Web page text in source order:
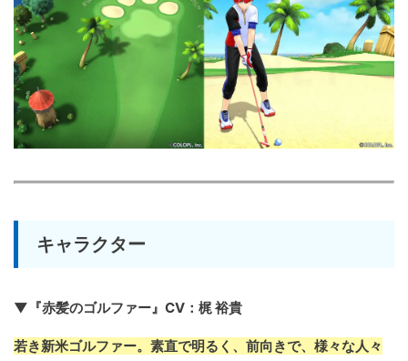
キャラクター
▼『赤髪のゴルファー』CV：梶 裕貴
若き新米ゴルファー。素直で明るく、前向きで、様々な人々